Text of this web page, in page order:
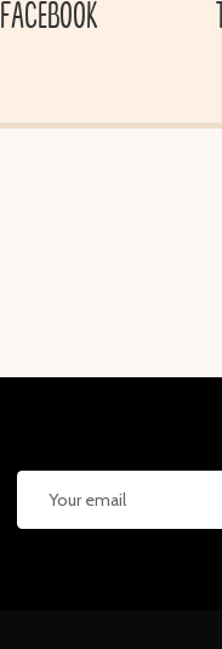
FACEBOOK